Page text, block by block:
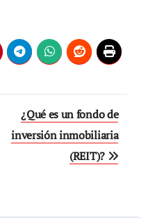
¿Qué es un fondo de
inversión inmobiliaria
(REIT)?